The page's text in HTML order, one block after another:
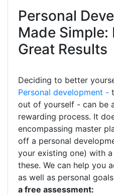
Personal
Made Simple:
Great Results
Deciding to better
Personal development -
out of yourself - can be
rewarding process. It
encompassing master
off a personal
your existing one) with
these. We can help you
as well as personal
a free assessment: